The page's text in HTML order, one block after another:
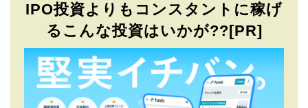
IPO投資よりもコンスタントに稼げ
るこんな投資はいかが??[PR]